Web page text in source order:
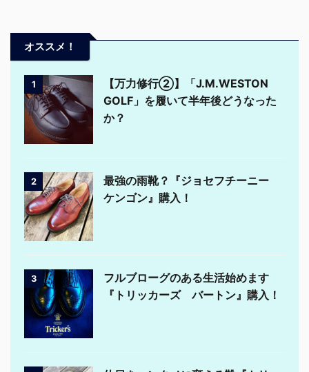
オススメ！
1
【万力修行②】「J.M.WESTON
GOLF」を履いて半年後どうなった
か？
2
最強の雨靴？『ジョセフチーニー
ケンゴン』購入！
3
フルブローグのある生活始めます
『トリッカーズ バートン』購入！